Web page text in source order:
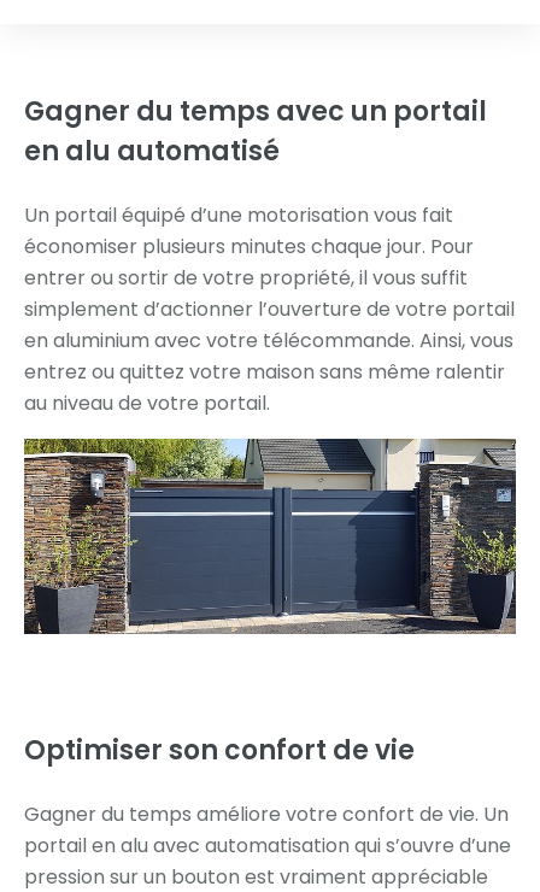
donne 5 avantages à motoriser votre portail.
Gagner du temps avec un portail
en alu automatisé
Un portail équipé d’une motorisation vous fait
économiser plusieurs minutes chaque jour. Pour
entrer ou sortir de votre propriété, il vous suffit
simplement d’actionner l’ouverture de votre portail
en aluminium avec votre télécommande. Ainsi, vous
entrez ou quittez votre maison sans même ralentir
au niveau de votre portail.
Optimiser son confort de vie
Gagner du temps améliore votre confort de vie. Un
portail en alu avec automatisation qui s’ouvre d’une
pression sur un bouton est vraiment appréciable